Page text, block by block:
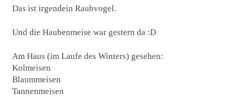
Das ist irgendein Raubvogel.
Und die Haubenmeise war gestern da :D
Am Haus (im Laufe des Winters) gesehen:
Kolmeisen
Blaummeisen
Tannenmeisen